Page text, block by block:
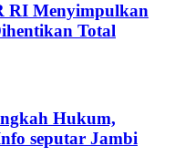
RI Menyimpulkan
Total
Hukum,
seputar Jambi